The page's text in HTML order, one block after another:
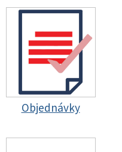
Objednávky